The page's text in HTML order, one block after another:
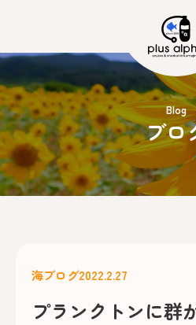
Blog
ブロ
海ブログ2022.2.27
プランクトンに群